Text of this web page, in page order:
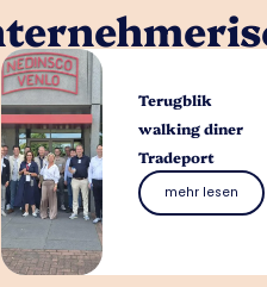
Terugblik
walking diner
Tradeport
mehr lesen